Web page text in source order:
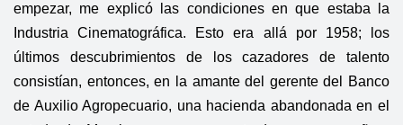
empezar, me explicó las condiciones en que estaba la
Industria Cinematográfica. Esto era allá por 1958; los
últimos descubrimientos de los cazadores de talento
consistían, entonces, en la amante del gerente del Banco
de Auxilio Agropecuario, una hacienda abandonada en el